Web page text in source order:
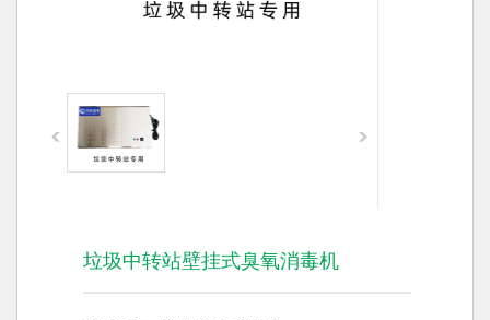
垃圾中转站壁挂式臭氧消毒机